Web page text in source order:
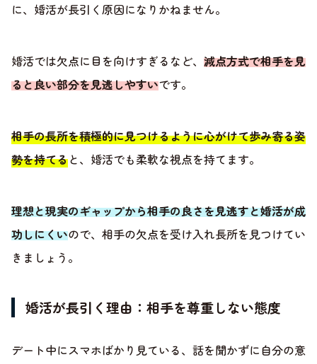
に、婚活が長引く原因になりかねません。
婚活では欠点に目を向けすぎるなど、 減点方式で相手を見
ると良い部分を見逃しやすいです。
相手の長所を積極的に見つけるように心がけて歩み寄る姿
勢を持てると、婚活でも柔軟な視点を持てます。
理想と現実のギャップから相手の良さを見逃すと婚活が成
功しにくいので、相手の欠点を受け入れ長所を見つけてい
きましょう。
婚活が長引く理由：相手を尊重しない態度
デート中にスマホばかり見ている、話を聞かずに自分の意